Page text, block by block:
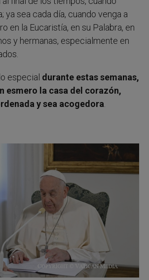
ya sea cada día, cuando venga a
en la Eucaristía, en su Palabra, en
y hermanas, especialmente en
especial durante estas semanas,
esmero la casa del corazón,
y sea acogedora